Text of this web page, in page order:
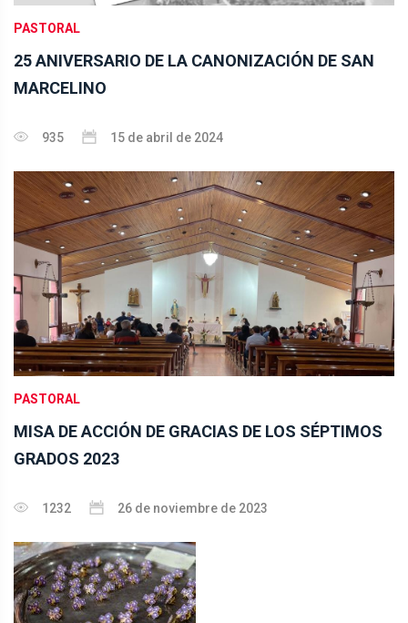
PASTORAL
25 ANIVERSARIO DE LA CANONIZACIÓN DE SAN
MARCELINO
935 15 de abril de 2024
PASTORAL
MISA DE ACCIÓN DE GRACIAS DE LOS SÉPTIMOS
GRADOS 2023
1232 26 de noviembre de 2023